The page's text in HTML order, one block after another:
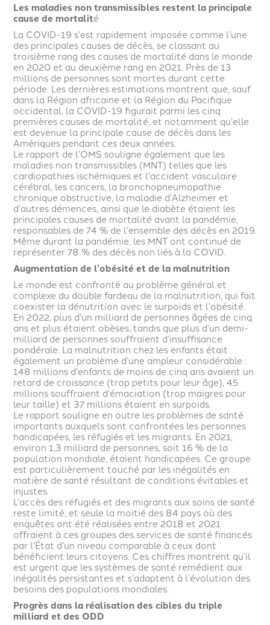
Les maladies non transmissibles restent la principale
cause de mortalité
La COVID-19 s’est rapidement imposée comme l’une
des principales causes de décès, se classant au
troisième rang des causes de mortalité dans le monde
en 2020 et au deuxième rang en 2021. Près de 13
millions de personnes sont mortes durant cette
période. Les dernières estimations montrent que, sauf
dans la Région africaine et la Région du Pacifique
occidental, la COVID-19 figurait parmi les cinq
premières causes de mortalité, et notamment qu’elle
est devenue la principale cause de décès dans les
Amériques pendant ces deux années.
Le rapport de l’OMS souligne également que les
maladies non transmissibles (MNT) telles que les
cardiopathies ischémiques et l’accident vasculaire
cérébral, les cancers, la bronchopneumopathie
chronique obstructive, la maladie d’Alzheimer et
d’autres démences, ainsi que le diabète étaient les
principales causes de mortalité avant la pandémie,
responsables de 74 % de l’ensemble des décès en 2019.
Même durant la pandémie, les MNT ont continué de
représenter 78 % des décès non liés à la COVID.
Augmentation de l’obésité et de la malnutrition
Le monde est confronté au problème général et
complexe du double fardeau de la malnutrition, qui fait
coexister la dénutrition avec le surpoids et l’obésité.
En 2022, plus d’un milliard de personnes âgées de cinq
ans et plus étaient obèses, tandis que plus d’un demi-
milliard de personnes souffraient d’insuffisance
pondérale. La malnutrition chez les enfants était
également un problème d’une ampleur considérable :
148 millions d’enfants de moins de cinq ans avaient un
retard de croissance (trop petits pour leur âge), 45
millions souffraient d’émaciation (trop maigres pour
leur taille) et 37 millions étaient en surpoids.
Le rapport souligne en outre les problèmes de santé
importants auxquels sont confrontées les personnes
handicapées, les réfugiés et les migrants. En 2021,
environ 1,3 milliard de personnes, soit 16 % de la
population mondiale, étaient handicapées. Ce groupe
est particulièrement touché par les inégalités en
matière de santé résultant de conditions évitables et
injustes.
L’accès des réfugiés et des migrants aux soins de santé
reste limité, et seule la moitié des 84 pays où des
enquêtes ont été réalisées entre 2018 et 2021
offraient à ces groupes des services de santé financés
par l’État d’un niveau comparable à ceux dont
bénéficient leurs citoyens. Ces chiffres montrent qu’il
est urgent que les systèmes de santé remédient aux
inégalités persistantes et s’adaptent à l’évolution des
besoins des populations mondiales.
Progrès dans la réalisation des cibles du triple
milliard et des ODD